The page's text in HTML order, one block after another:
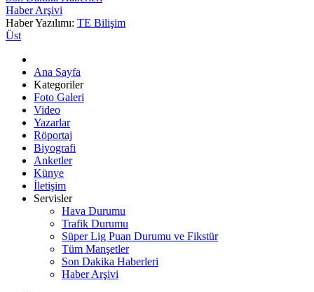
Haber Arşivi
Haber Yazılımı: TE Bilişim
Üst
Ana Sayfa
Kategoriler
Foto Galeri
Video
Yazarlar
Röportaj
Biyografi
Anketler
Künye
İletişim
Servisler
Hava Durumu
Trafik Durumu
Süper Lig Puan Durumu ve Fikstür
Tüm Manşetler
Son Dakika Haberleri
Haber Arşivi